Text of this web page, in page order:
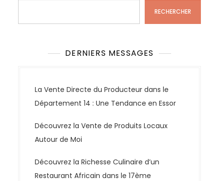
RECHERCHER
DERNIERS MESSAGES
La Vente Directe du Producteur dans le
Département 14 : Une Tendance en Essor
Découvrez la Vente de Produits Locaux
Autour de Moi
Découvrez la Richesse Culinaire d’un
Restaurant Africain dans le 17ème